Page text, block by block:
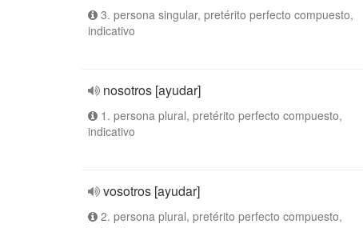
3. persona singular, pretérito perfecto compuesto,
indicativo
nosotros [ayudar]
1. persona plural, pretérito perfecto compuesto,
indicativo
vosotros [ayudar]
2. persona plural, pretérito perfecto compuesto,